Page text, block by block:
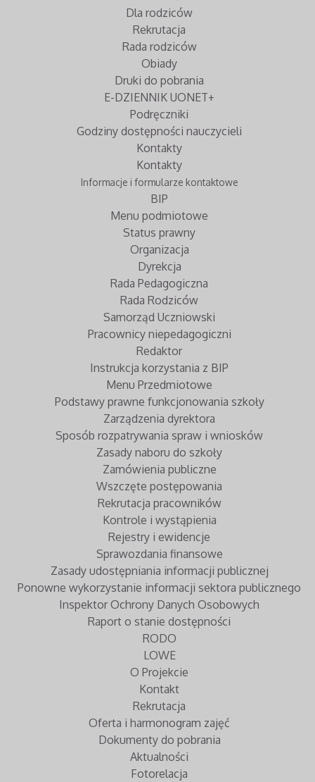
Dla rodziców
Rekrutacja
Rada rodziców
Obiady
Druki do pobrania
E-DZIENNIK UONET+
Podręczniki
Godziny dostępności nauczycieli
Kontakty
Kontakty
Informacje i formularze kontaktowe
BIP
Menu podmiotowe
Status prawny
Organizacja
Dyrekcja
Rada Pedagogiczna
Rada Rodziców
Samorząd Uczniowski
Pracownicy niepedagogiczni
Redaktor
Instrukcja korzystania z BIP
Menu Przedmiotowe
Podstawy prawne funkcjonowania szkoły
Zarządzenia dyrektora
Sposób rozpatrywania spraw i wniosków
Zasady naboru do szkoły
Zamówienia publiczne
Wszczęte postępowania
Rekrutacja pracowników
Kontrole i wystąpienia
Rejestry i ewidencje
Sprawozdania finansowe
Zasady udostępniania informacji publicznej
Ponowne wykorzystanie informacji sektora publicznego
Inspektor Ochrony Danych Osobowych
Raport o stanie dostępności
RODO
LOWE
O Projekcie
Kontakt
Rekrutacja
Oferta i harmonogram zajęć
Dokumenty do pobrania
Aktualności
Fotorelacja